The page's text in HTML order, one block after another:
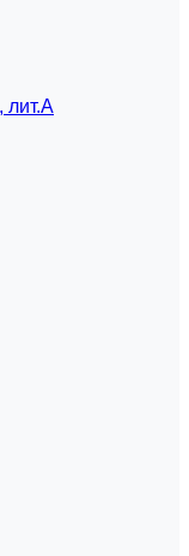
лит.А